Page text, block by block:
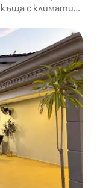
с климатик,
5 минути,